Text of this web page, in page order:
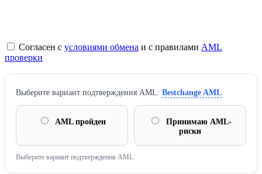
Согласен с условиями обмена и с правилами AML
проверки
Выберите вариант подтверждения AML: Bestchange AML
AML пройден
Принимаю AML-
риски
Выберите вариант подтверждения AML.